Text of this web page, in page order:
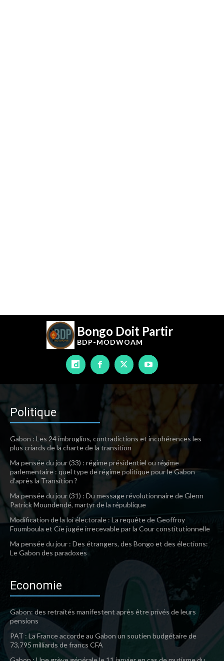
Bongo Doit Partir
BDP-MODWOAM
Politique
Gabon : Les 24 imbroglios, contradictions et incohérences les
plus criards de la charte de la transition
Ma pensée du jour (33) : régime présidentiel ou régime
parlementaire : quel type de régime politique pour le Gabon
d’après la Transition ?
Ma pensée du jour (31) : Du message révolutionnaire de Glenn
Patrick Moundendé, martyr de la république
Modification de la loi électorale : La requête de Geoffroy
Foumboula et Cie jugée irrecevable par la Cour constitutionnelle
Ma pensée du jour : Des étrangers, des Bongo et des élections:
Le Gabon des paradoxes
Economie
Gabon: des retraités manifestent après être privés de leurs
pensions
PAT : La France accorde au Gabon un soutien budgétaire de
73,795 milliards de francs CFA